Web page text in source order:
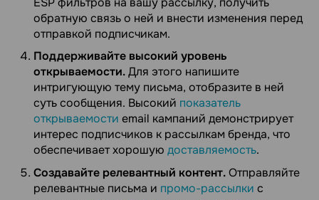
обратную связь о ней и внести изменения перед
отправкой подписчикам.
Поддерживайте высокий уровень
открываемости.Для этого напишите
интригующую тему письма, отобразите в ней
суть сообщения. Высокий показатель
открываемости email кампаний демонстрирует
интерес подписчиков к рассылкам бренда, что
обеспечивает хорошую доставляемость.
Создавайте релевантный контент.Отправляйте
релевантные письма и промо-рассылки с